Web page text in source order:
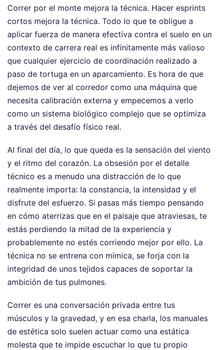
Correr por el monte mejora la técnica. Hacer esprints
cortos mejora la técnica. Todo lo que te obligue a
aplicar fuerza de manera efectiva contra el suelo en un
contexto de carrera real es infinitamente más valioso
que cualquier ejercicio de coordinación realizado a
paso de tortuga en un aparcamiento. Es hora de que
dejemos de ver al corredor como una máquina que
necesita calibración externa y empecemos a verlo
como un sistema biológico complejo que se optimiza
a través del desafío físico real.
Al final del día, lo que queda es la sensación del viento
y el ritmo del corazón. La obsesión por el detalle
técnico es a menudo una distracción de lo que
realmente importa: la constancia, la intensidad y el
disfrute del esfuerzo. Si pasas más tiempo pensando
en cómo aterrizas que en el paisaje que atraviesas, te
estás perdiendo la mitad de la experiencia y
probablemente no estés corriendo mejor por ello. La
técnica no se entrena con mímica, se forja con la
integridad de unos tejidos capaces de soportar la
ambición de tus pulmones.
Correr es una conversación privada entre tus
músculos y la gravedad, y en esa charla, los manuales
de estética solo suelen actuar como una estática
molesta que te impide escuchar lo que tu propio